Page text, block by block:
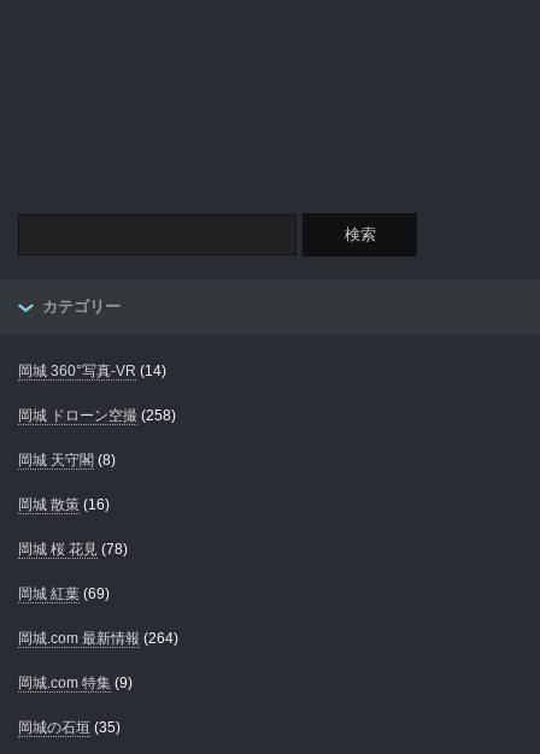
カテゴリー
岡城 360°写真-VR (14)
岡城 ドローン空撮 (258)
岡城 天守閣 (8)
岡城 散策 (16)
岡城 桜 花見 (78)
岡城 紅葉 (69)
岡城.com 最新情報 (264)
岡城.com 特集 (9)
岡城の石垣 (35)